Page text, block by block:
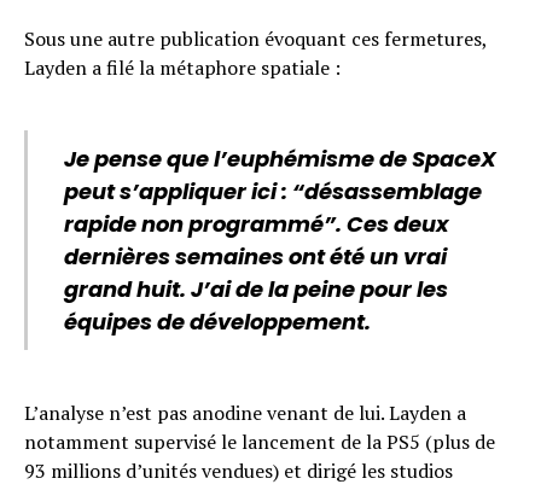
Sous une autre publication évoquant ces fermetures,
Layden a filé la métaphore spatiale :
Je pense que l’euphémisme de SpaceX
peut s’appliquer ici : “désassemblage
rapide non programmé”. Ces deux
dernières semaines ont été un vrai
grand huit. J’ai de la peine pour les
équipes de développement.
L’analyse n’est pas anodine venant de lui. Layden a
notamment supervisé le lancement de la PS5 (plus de
93 millions d’unités vendues) et dirigé les studios